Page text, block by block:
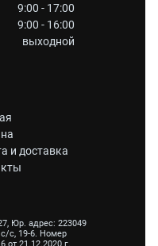
9:00 - 17:00
9:00 - 16:00
выходной
и доставка
Юр. адрес: 223049
с, 19-6. Номер
от 21.12.2020 г.